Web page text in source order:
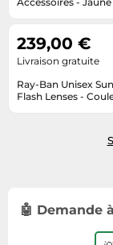
Techniques de
Tondeuses
Tuyaux
Informatique
Lave-linge
Machines à
Montres
Photo
Plaques de
Vélos
Vélos biking
Vêtements de
Équipement
Ray-Ban Unisex
Flash Lenses -
239,00 €
Livraison gratuite
🤖 Demande